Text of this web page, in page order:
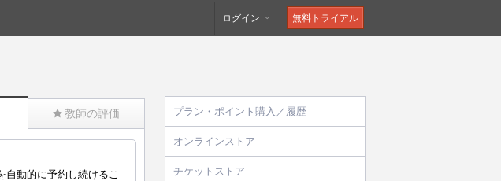
ログイン 無料トライアル
教師の評価
自動的に予約し続けるこ
プラン・ポイント購入／履歴
オンラインストア
チケットストア